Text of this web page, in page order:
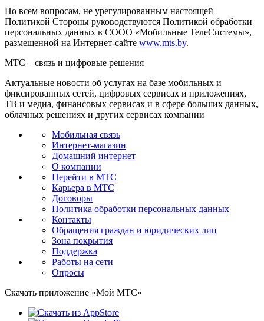
По всем вопросам, не урегулированным настоящей
Политикой Стороны руководствуются Политикой обработки
персональных данных в СООО «Мобильные ТелеСистемы»,
размещенной на Интернет-сайте www.mts.by.
МТС – связь и цифровые решения
Актуальные новости об услугах на базе мобильных и
фиксированных сетей, цифровых сервисах и приложениях,
ТВ и медиа, финансовых сервисах и в сфере больших данных,
облачных решениях и других сервисах компании
Мобильная связь
Интернет-магазин
Домашний интернет
О компании
Перейти в МТС
Карьера в МТС
Договоры
Политика обработки персональных данных
Контакты
Обращения граждан и юридических лиц
Зона покрытия
Поддержка
Работы на сети
Опросы
Скачать приложение «Мой МТС»